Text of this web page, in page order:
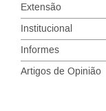
Extensão
Institucional
Informes
Artigos de Opinião